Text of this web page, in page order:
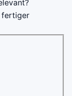
fertiger